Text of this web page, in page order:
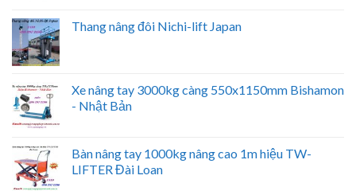
Thang nâng đôi Nichi-lift Japan
Xe nâng tay 3000kg càng 550x1150mm Bishamon
- Nhật Bản
Bàn nâng tay 1000kg nâng cao 1m hiệu TW-
LIFTER Đài Loan